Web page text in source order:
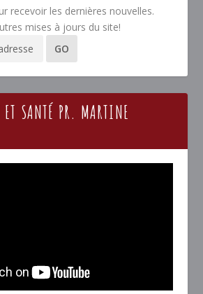
recevoir les dernières nouvelles.
mises à jours du site!
SANTÉ PR. MARTINE